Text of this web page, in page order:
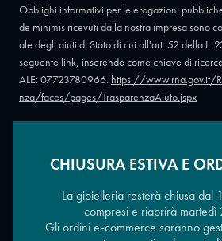
Obblighi informativi per le erogazioni
de minimis ricevuti dalla nostra impresa sono
ale degli aiuti di Stato di cui all'art. 52 della L.
seguente link, inserendo come chiave di
ALE: 07723780966. https://www.rna.gov.it/
nza/faces/pages/TrasparenzaAiuto.jspx
Copyright © 2026 - Oreficeria Enrico Sali
CHIUSURA ESTIVA E
La gioielleria resterà chiusa dal
compresi e riaprirà martedì
Gli ordini e-commerce saranno